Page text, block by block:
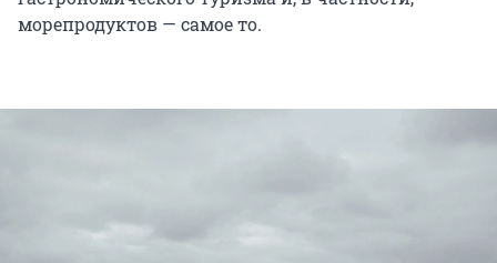
морепродуктов — самое то.